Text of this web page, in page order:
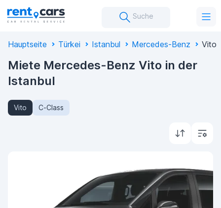
Suche
Hauptseite Türkei Istanbul Mercedes-Benz Vito
Miete Mercedes-Benz Vito in der
Istanbul
Vito C-Class